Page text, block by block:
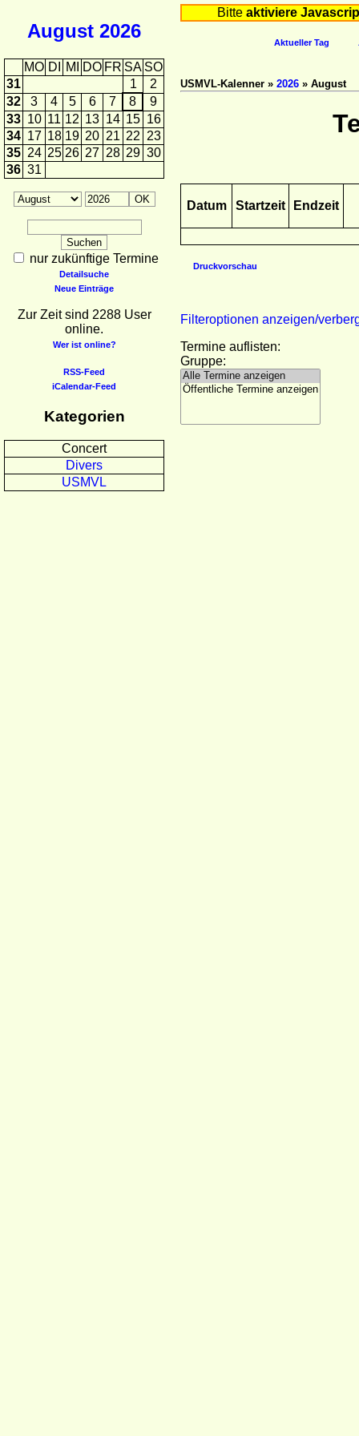
August 2026
MO DI MI DO FR SA SO
31
1
2
32
3 4 5 6 7 8
9
33 10 11 12 13 14 15 16
34 17 18 19 20 21 22 23
35 24 25 26 27 28 29 30
36 31
nur zukünftige Termine
Detailsuche
Neue Einträge
Zur Zeit sind 2288 User
online.
Wer ist online?
RSS-Feed
iCalendar-Feed
Kategorien
Concert
Divers
USMVL
Bitte aktiviere
Aktueller Tag
USMVL-Kalenner » 2026 » August
Datum Startzeit Endzeit
Druckvorschau
Filteroptionen anzeigen/
Termine auflisten:
Gruppe: